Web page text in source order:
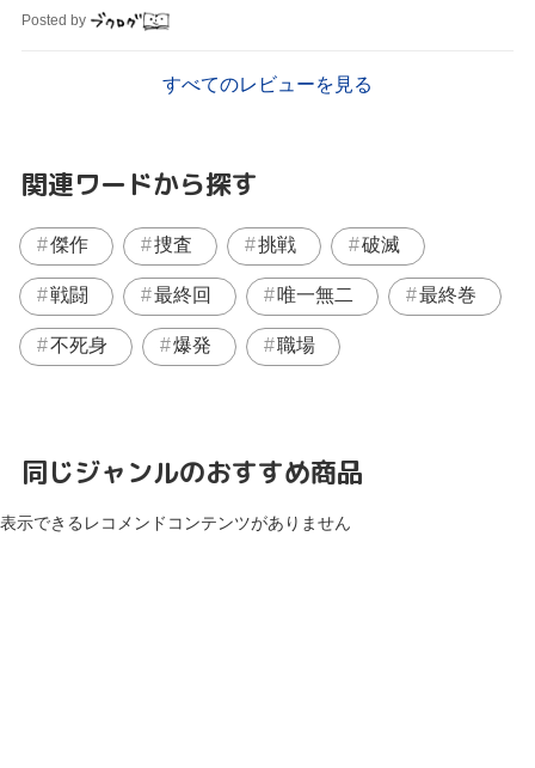
Posted by
すべてのレビューを見る
関連ワードから探す
傑作 捜査 挑戦 破滅
戦闘 最終回 唯一無二 最終巻
不死身 爆発 職場
同じジャンルのおすすめ商品
表示できるレコメンドコンテンツがありません